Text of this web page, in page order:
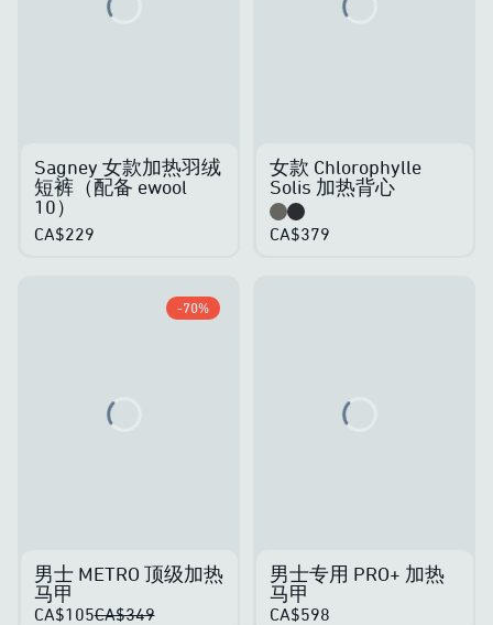
Sagney 女款加热羽绒
短裤（配备 ewool
10）
CA$229
女款 Chlorophylle
Solis 加热背心
CA$379
-70%
男士 METRO 顶级加热
马甲
CA$105CA$349
男士专用 PRO+ 加热
马甲
CA$598